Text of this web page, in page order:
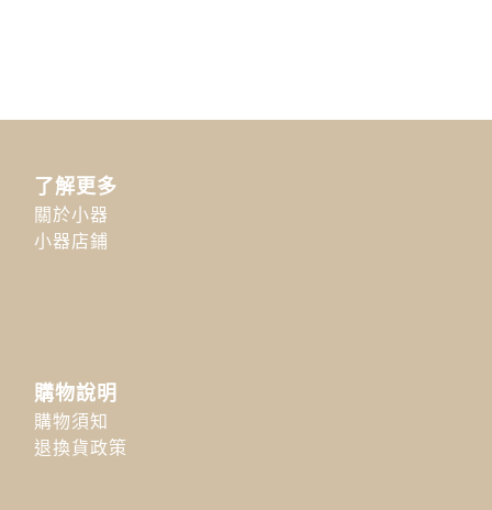
了解更多
關於小器
小器店鋪
購物說明
購物須知
退換貨政策